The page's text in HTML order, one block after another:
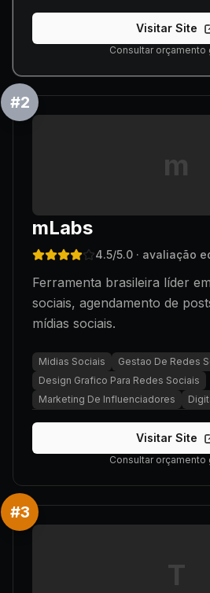
Visitar Site
Consultar orçamento
#2
m
mLabs
4.5/5.0 · avaliação
Ferramenta brasileira líder
sociais, agendamento de
mídias sociais.
Midias Sociais
Gestao De Redes
Design Grafico Para Redes Sociais
Marketing De Influenciadores
Visitar Site
Consultar orçamento
#3
T